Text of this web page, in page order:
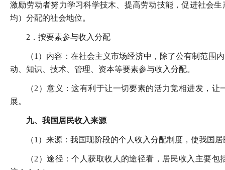
激励劳动者努力学习科学技木、提高劳动技能，促进社会
均）分配的社会地位。
2．按要素参与收入分配
（1）内容：在社会主义市场经济中，除了公有制范围
动、知识、技术、管理、资本等要素参与收入分配。
（2）意义：这有利于让一切要素的活力竞相进发，
展。
九、我国居民收入来源
（1）来源：我国现阶段的个人收入分配制度，使我国
（2）途径：个人获取收人的途径看，居民收入主要